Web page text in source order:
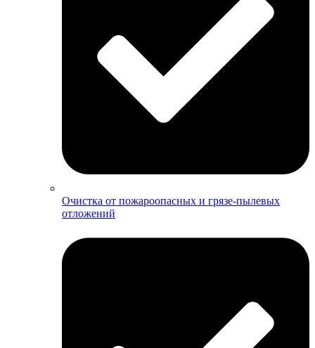
Очистка от пожароопасных и грязе-пылевых
отложений